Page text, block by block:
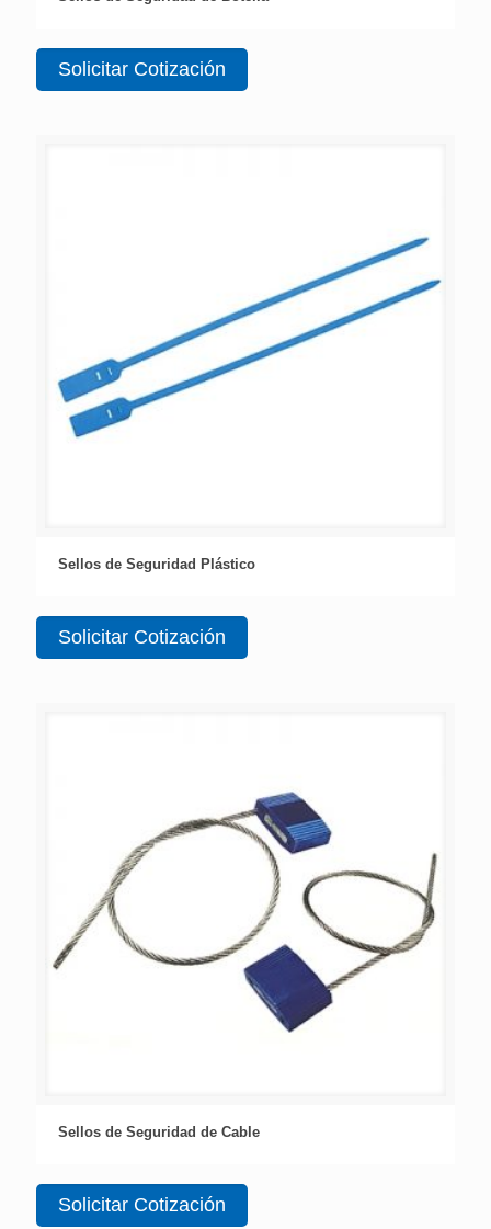
Solicitar Cotización
Sellos de Seguridad Plástico
Solicitar Cotización
Sellos de Seguridad de Cable
Solicitar Cotización